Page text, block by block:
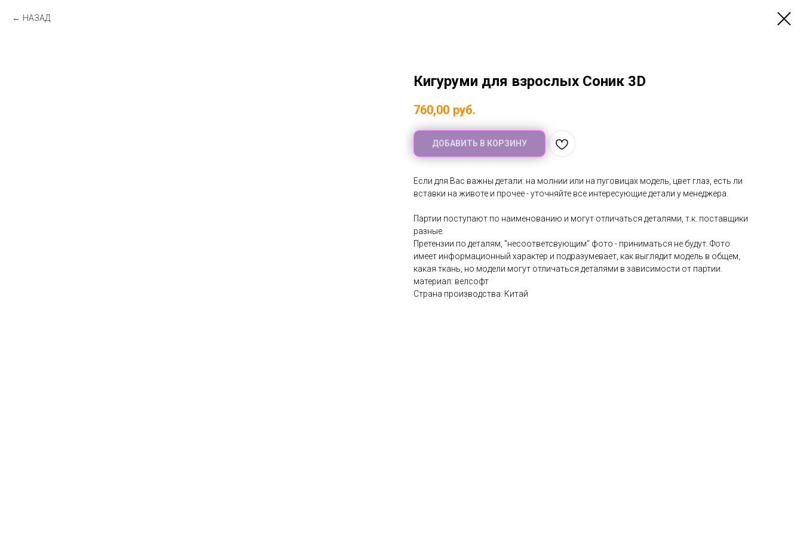
НАЗАД
Кигуруми для взрослых Соник 3D
760,00 руб.
ДОБАВИТЬ В КОРЗИНУ
Если для Вас важны детали: на молнии или на пуговицах модель, цвет глаз, есть ли
вставки на животе и прочее - уточняйте все интересующие детали у менеджера.
Партии поступают по наименованию и могут отличаться деталями, т.к. поставщики
разные.
Претензии по деталям, "несоответсвующим" фото - приниматься не будут. Фото
имеет информационный характер и подразумевает, как выглядит модель в общем,
какая ткань, но модели могут отличаться деталями в зависимости от партии.
материал: велсофт
Страна производства: Китай